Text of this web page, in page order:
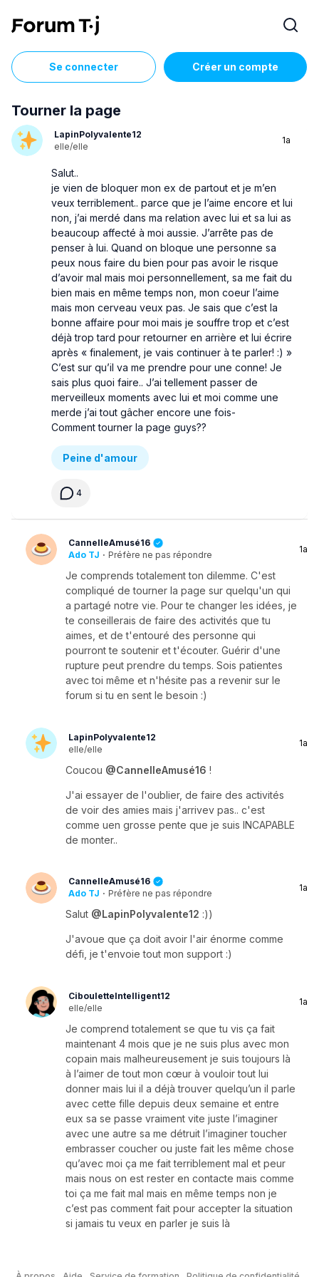
Se connecter Créer un compte
Tourner la page
LapinPolyvalente12
elle/elle
1a
Salut..
je vien de bloquer mon ex de partout et je m’en
veux terriblement.. parce que je l’aime encore et lui
non, j’ai merdé dans ma relation avec lui et sa lui as
beaucoup affecté à moi aussie. J’arrête pas de
penser à lui. Quand on bloque une personne sa
peux nous faire du bien pour pas avoir le risque
d’avoir mal mais moi personnellement, sa me fait du
bien mais en même temps non, mon coeur l’aime
mais mon cerveau veux pas. Je sais que c’est la
bonne affaire pour moi mais je souffre trop et c’est
déjà trop tard pour retourner en arrière et lui écrire
après « finalement, je vais continuer à te parler! :) »
C’est sur qu’il va me prendre pour une conne! Je
sais plus quoi faire.. J’ai tellement passer de
merveilleux moments avec lui et moi comme une
merde j’ai tout gâcher encore une fois-
Comment tourner la page guys??
Peine d'amour
4
CannelleAmusé16
Ado TJ · Préfère ne pas répondre
1a
Je comprends totalement ton dilemme. C'est
compliqué de tourner la page sur quelqu'un qui
a partagé notre vie. Pour te changer les idées, je
te conseillerais de faire des activités que tu
aimes, et de t'entouré des personne qui
pourront te soutenir et t'écouter. Guérir d'une
rupture peut prendre du temps. Sois patientes
avec toi même et n'hésite pas a revenir sur le
forum si tu en sent le besoin :)
LapinPolyvalente12
elle/elle
1a
Coucou @CannelleAmusé16 !
J'ai essayer de l'oublier, de faire des activités
de voir des amies mais j'arrivev pas.. c'est
comme uen grosse pente que je suis INCAPABLE
de monter..
CannelleAmusé16
Ado TJ · Préfère ne pas répondre
1a
Salut @LapinPolyvalente12 :))
J'avoue que ça doit avoir l'air énorme comme
défi, je t'envoie tout mon support :)
CibouletteIntelligent12
elle/elle
1a
Je comprend totalement se que tu vis ça fait
maintenant 4 mois que je ne suis plus avec mon
copain mais malheureusement je suis toujours là
à l’aimer de tout mon cœur à vouloir tout lui
donner mais lui il a déjà trouver quelqu’un il parle
avec cette fille depuis deux semaine et entre
eux sa se passe vraiment vite juste l’imaginer
avec une autre sa me détruit l’imaginer toucher
embrasser coucher ou juste fait les même chose
qu’avec moi ça me fait terriblement mal et peur
mais nous on est rester en contacte mais comme
toi ça me fait mal mais en même temps non je
c’est pas comment fait pour accepter la situation
si jamais tu veux en parler je suis là